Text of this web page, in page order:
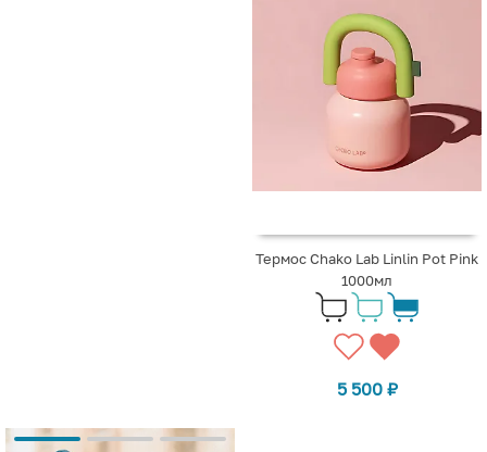
Термос Chako Lab Linlin Pot Pink
1000мл
5 500 ₽